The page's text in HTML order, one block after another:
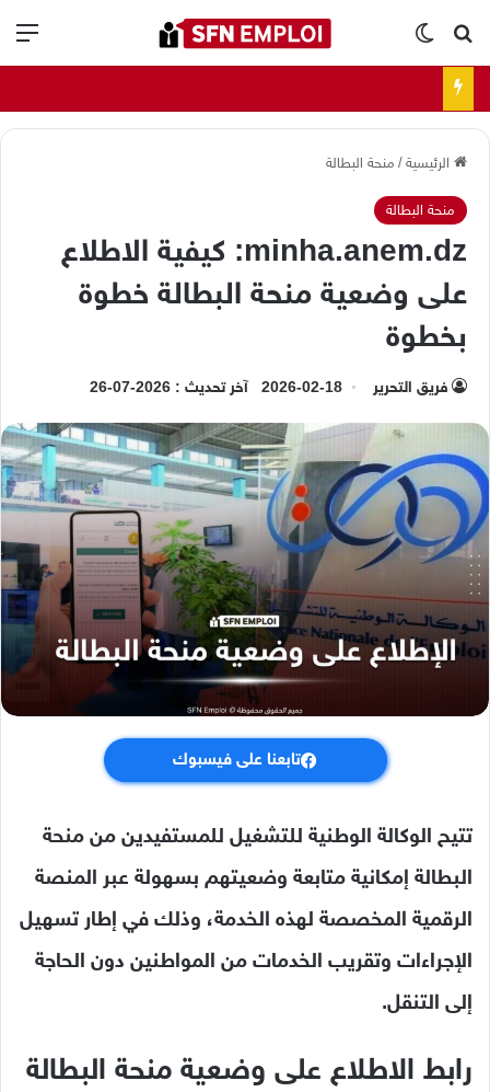
بحث عنالوضع المظلم
الرئيسية/ منحة البطالة
منحة البطالة
minha.anem.dz: كيفية الاطلاع
على وضعية منحة البطالة خطوة
بخطوة
فريق التحرير 2026-02-18 آخر تحديث : 2026-07-26
تابعنا على فيسبوك
تتيح الوكالة الوطنية للتشغيل للمستفيدين من منحة
البطالة إمكانية متابعة وضعيتهم بسهولة عبر المنصة
الرقمية المخصصة لهذه الخدمة، وذلك في إطار تسهيل
الإجراءات وتقريب الخدمات من المواطنين دون الحاجة
إلى التنقل.
رابط الاطلاع على وضعية منحة البطالة